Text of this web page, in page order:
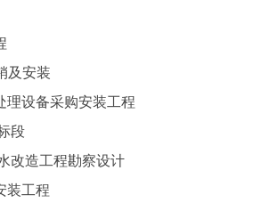
及安装
理设备采购安装工程
段
改造工程勘察设计
装工程